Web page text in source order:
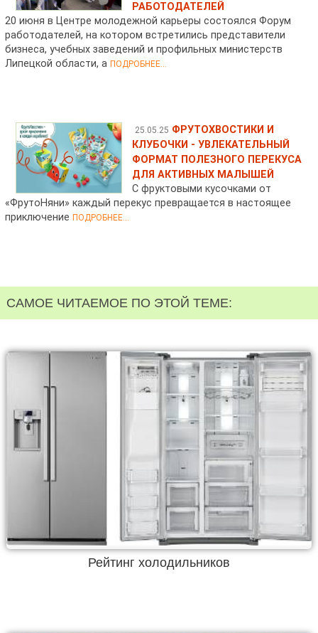
РАБОТОДАТЕЛЕЙ
20 июня в Центре молодежной карьеры состоялся Форум
работодателей, на котором встретились представители
бизнеса, учебных заведений и профильных министерств
Липецкой области, аПОДРОБНЕЕ...
25.05.25 ФРУТОХВОСТИКИ И
КЛУБОЧКИ - УВЛЕКАТЕЛЬНЫЙ
ФОРМАТ ПОЛЕЗНОГО ПЕРЕКУСА
ДЛЯ АКТИВНЫХ МАЛЫШЕЙ
С фруктовыми кусочками от
«ФрутоНяни» каждый перекус превращается в настоящее
приключениеПОДРОБНЕЕ...
САМОЕ ЧИТАЕМОЕ ПО ЭТОЙ ТЕМЕ:
Рейтинг холодильников